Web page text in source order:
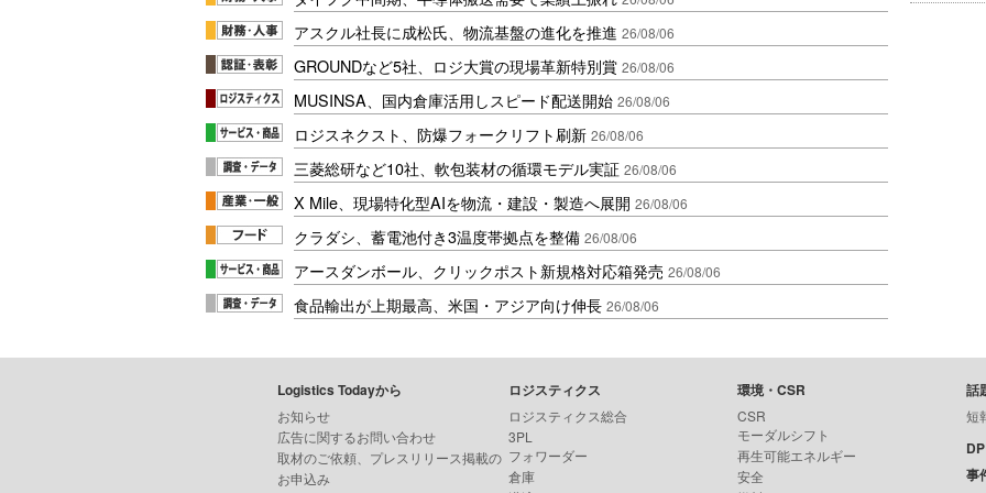
アスクル社長に成松氏、物流基盤の進化を推進 26/08/06
GROUNDなど5社、ロジ大賞の現場革新特別賞 26/08/06
MUSINSA、国内倉庫活用しスピード配送開始 26/08/06
ロジスネクスト、防爆フォークリフト刷新 26/08/06
三菱総研など10社、軟包装材の循環モデル実証 26/08/06
X Mile、現場特化型AIを物流・建設・製造へ展開 26/08/06
クラダシ、蓄電池付き3温度帯拠点を整備 26/08/06
アースダンボール、クリックポスト新規格対応箱発売 26/08/06
食品輸出が上期最高、米国・アジア向け伸長 26/08/06
Logistics Todayから
お知らせ
広告に関するお問い合わせ
取材のご依頼、プレスリリース掲載の
お申込み
ロジスティクス
ロジスティクス総合
3PL
フォワーダー
倉庫
環境・CSR
CSR
モーダルシフト
再生可能エネルギー
安全
話
短
事